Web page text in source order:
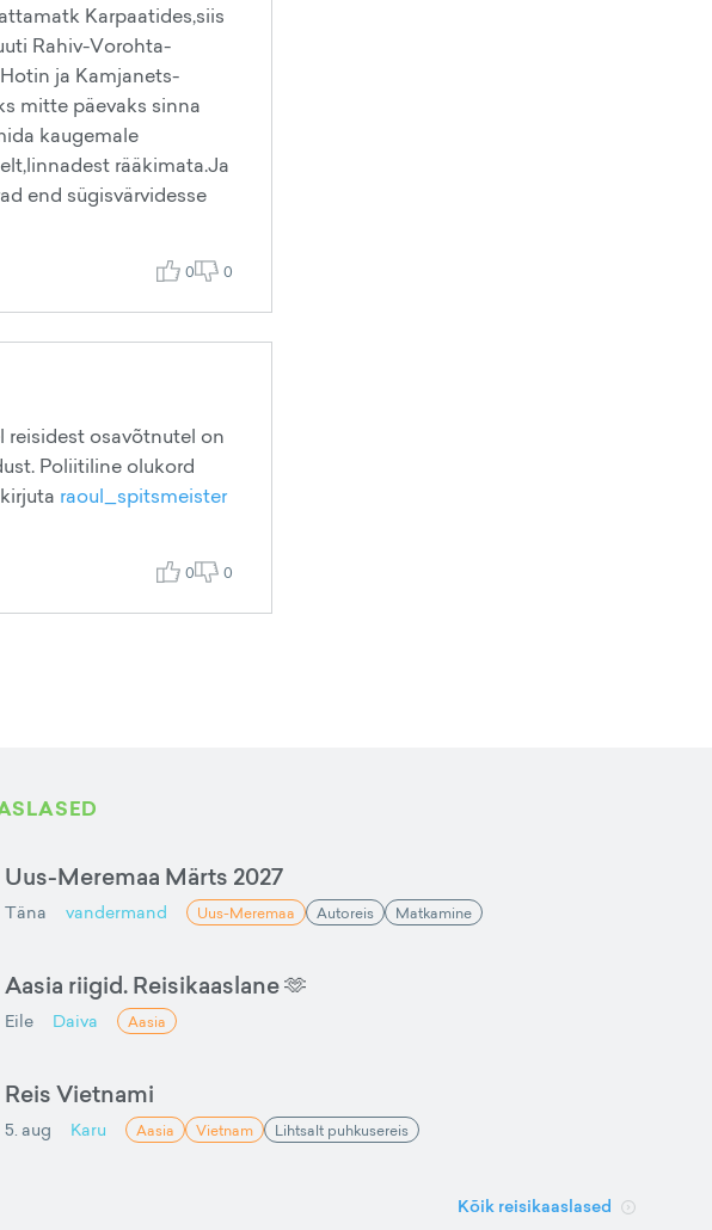
Karpaatides,siis
Rahiv-Vorohta-
ja Kamjanets-
mitte päevaks sinna
kaugemale
rääkimata.Ja
end sügisvärvidesse
0 0
reisidest osavõtnutel on
Poliitiline olukord
raoul_spitsmeister
0 0
Uus-Meremaa Märts 2027
Täna vandermand Uus-Meremaa Autoreis Matkamine
Aasia riigid. Reisikaaslane 🫶
Eile Daiva Aasia
Reis Vietnami
5. aug Karu Aasia Vietnam Lihtsalt puhkusereis
Kõik reisikaaslased